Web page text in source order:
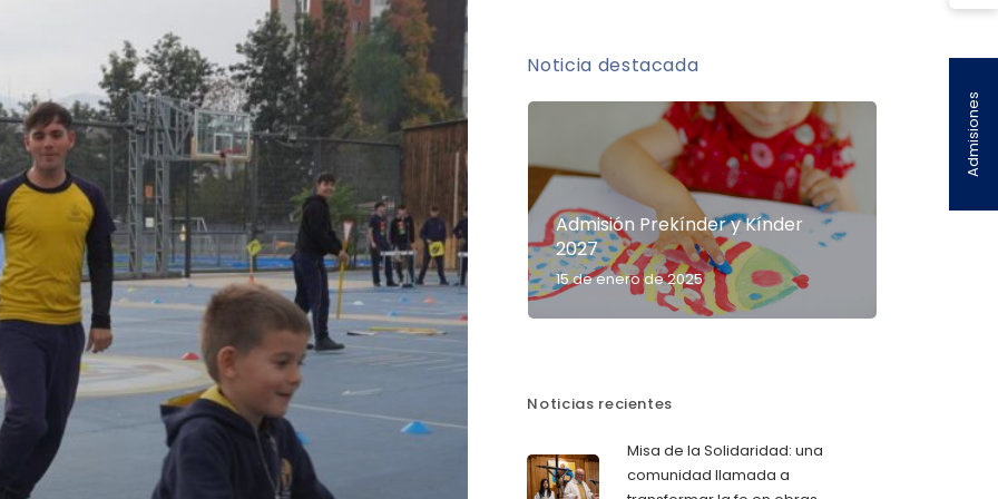
Noticia destacada
Admisión Prekínder y Kínder
2027
15 de enero de 2025
Noticias recientes
Misa de la Solidaridad: una
comunidad llamada a
Admisiones